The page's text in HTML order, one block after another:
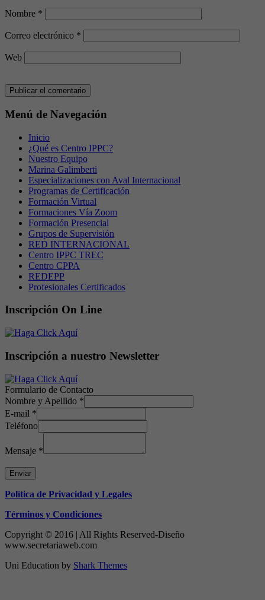
Nombre *
Correo electrónico *
Web
Menú de Navegación
Inicio
¿Qué es Centro IPPC?
Nuestro Equipo
Marina Galimberti
Especializaciones con Aval Internacional
Programas de Certificación
Formación Virtual
Formaciones Vía Zoom
Formación Presencial
Grupos de Supervisión
RED INTERNACIONAL
Centro IPPC TREC
Centro CPPA
REDEPP
Profesionales Certificados
Inscripción On Line
Inscripción a nuestro Newsletter
Formulario de Contacto
Nombre y Apellido *
E-mail *
Teléfono
Mensaje *
Enviar
Política de Privacidad y Legales
Términos y Condiciones
Copyright © 2016 | All Rights Reserved-Diseño
www.secretariaweb.com
Uni Education by Shark Themes